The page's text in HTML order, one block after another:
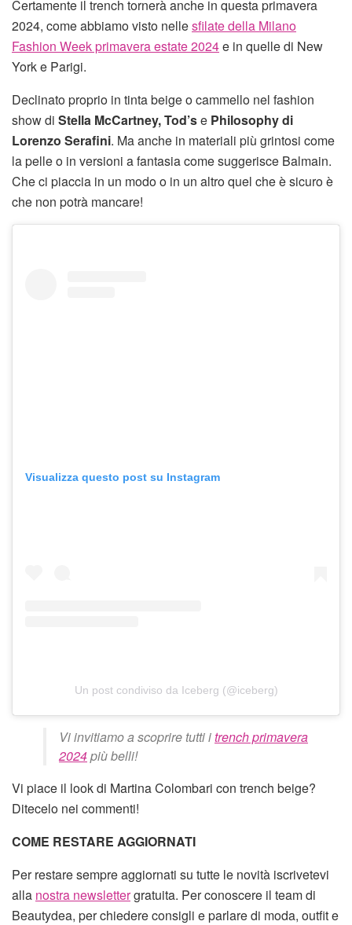
Certamente il trench tornerà anche in questa primavera
2024, come abbiamo visto nellesfilate della Milano
Fashion Week primavera estate 2024e in quelle di New
York e Parigi.
Declinato proprio in tinta beige o cammello nel fashion
show di Stella McCartney, Tod’se Philosophy di
Lorenzo Serafini. Ma anche in materiali più grintosi come
la pelle o in versioni a fantasia come suggerisce Balmain.
Che ci piaccia in un modo o in un altro quel che è sicuro è
che non potrà mancare!
Visualizza questo post su Instagram
Un post condiviso da Iceberg (@iceberg)
Vi invitiamo a scoprire tutti itrench primavera
2024più belli!
Vi piace il look di Martina Colombari con trench beige?
Ditecelo nei commenti!
COME RESTARE AGGIORNATI
Per restare sempre aggiornati su tutte le novità iscrivetevi
alla nostra newslettergratuita. Per conoscere il team di
Beautydea, per chiedere consigli e parlare di moda, outfit e